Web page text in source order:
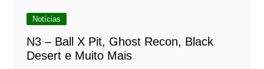
Notícias
N3 – Ball X Pit, Ghost Recon, Black
Desert e Muito Mais